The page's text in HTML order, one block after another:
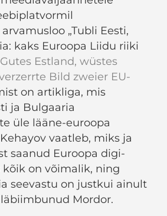
„Tubli Eesti,
kaks Euroopa Liidu riiki
Gutes Estland, wüstes
Bild zweier EU-
on artikliga, mis
ja Bulgaaria
üle lääne-euroopa
vaatleb, miks ja
saanud Euroopa digi-
on võimalik, ning
seevastu on justkui ainult
Mordor.